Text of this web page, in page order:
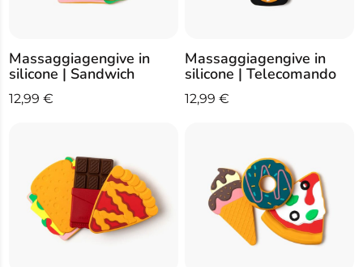
Massaggiagengive in
silicone | Sandwich
12,99€
Massaggiagengive in
silicone | Telecomando
12,99 €